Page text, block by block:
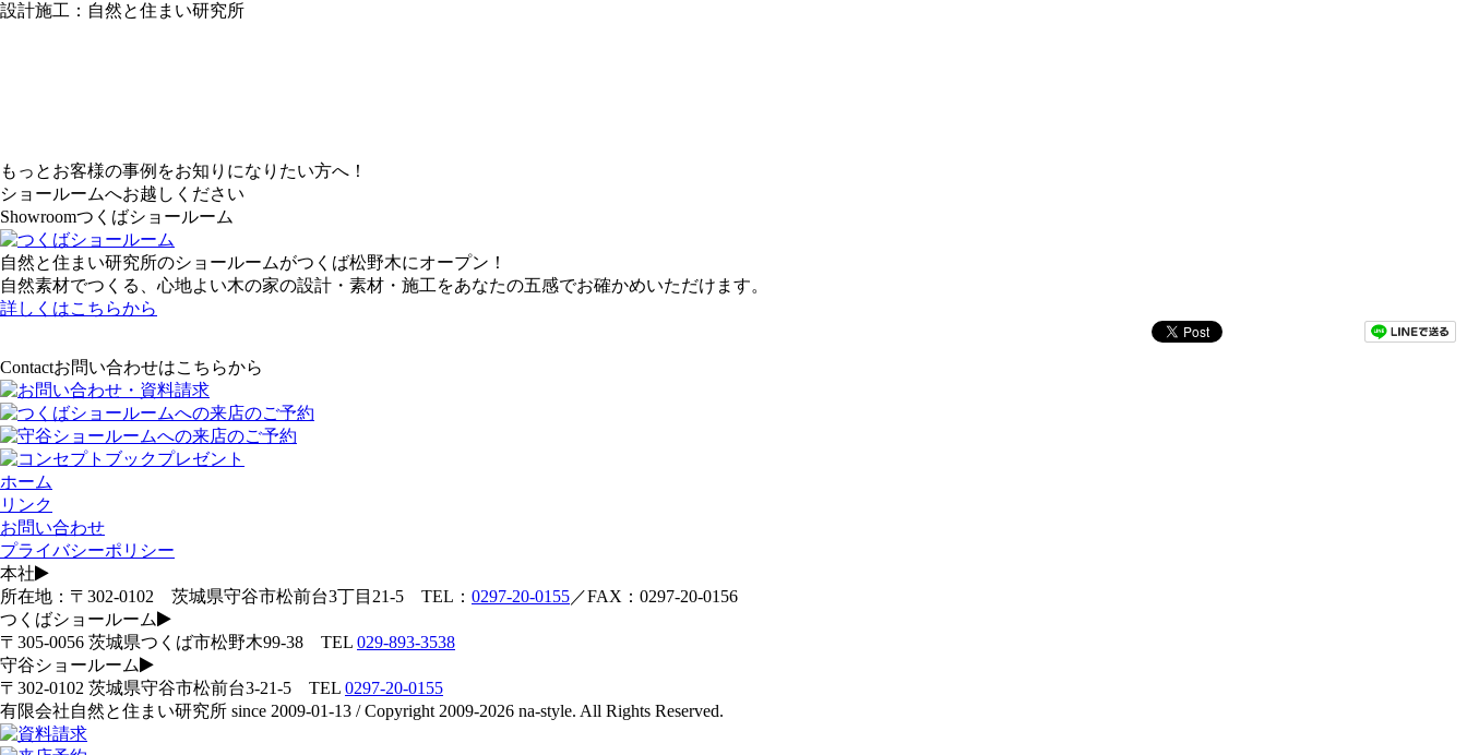
設計施工：自然と住まい研究所
もっとお客様の事例をお知りになりたい方へ！
ショールームへお越しください
Showroomつくばショールーム
自然と住まい研究所のショールームがつくば松野木にオープン！
自然素材でつくる、心地よい木の家の設計・素材・施工をあなたの五感でお確かめいただけます。
詳しくはこちらから
Contactお問い合わせはこちらから
ホーム
リンク
お問い合わせ
プライバシーポリシー
本社
所在地：〒302-0102 茨城県守谷市松前台3丁目21-5 TEL： 0297-20-0155／FAX：0297-20-0156
つくばショールーム
〒305-0056 茨城県つくば市松野木99-38 TEL 029-893-3538
守谷ショールーム
〒302-0102 茨城県守谷市松前台3-21-5 TEL 0297-20-0155
有限会社自然と住まい研究所 since 2009-01-13 / Copyright 2009-2026 na-style. All Rights Reserved.